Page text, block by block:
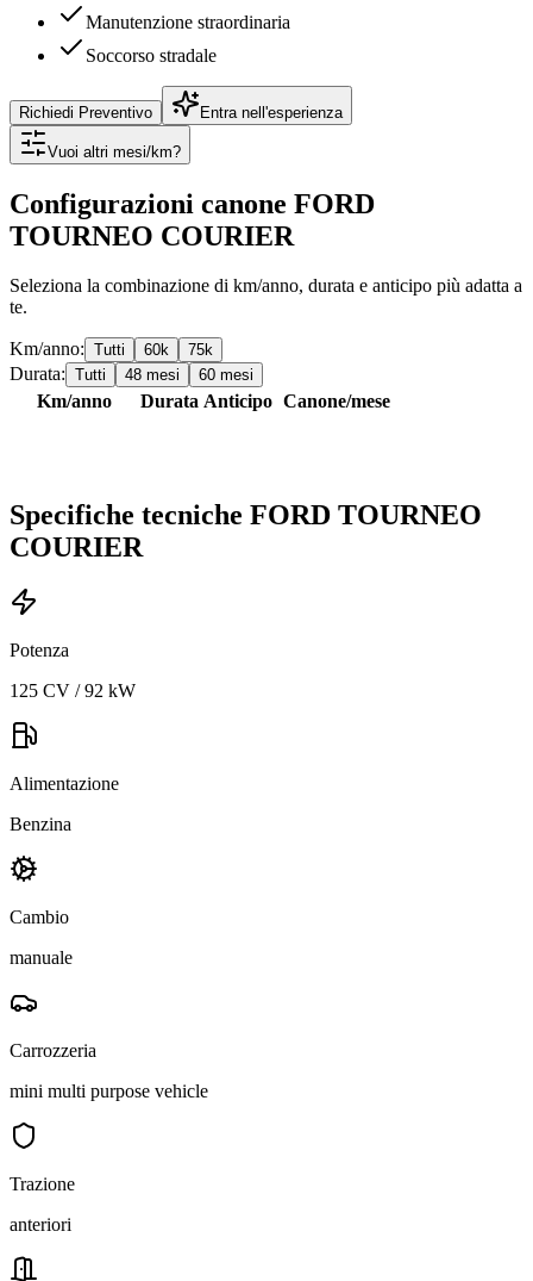
Manutenzione straordinaria
Soccorso stradale
Richiedi Preventivo Entra nell'esperienza
Vuoi altri mesi/km?
Configurazioni canone FORD
TOURNEO COURIER
Seleziona la combinazione di km/anno, durata e anticipo più adatta a
te.
Km/anno: Tutti 60k 75k
Durata: Tutti 48 mesi 60 mesi
Km/anno Durata Anticipo Canone/mese
Specifiche tecniche FORD TOURNEO
COURIER
Potenza
125 CV / 92 kW
Alimentazione
Benzina
Cambio
manuale
Carrozzeria
mini multi purpose vehicle
Trazione
anteriori